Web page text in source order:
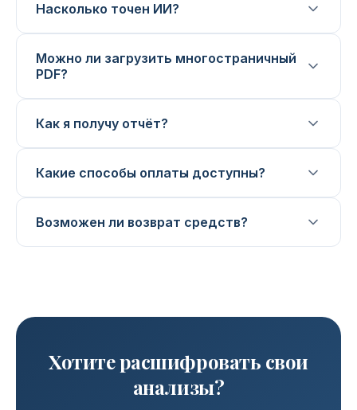
Насколько точен ИИ?
Можно ли загрузить многостраничный
PDF?
Как я получу отчёт?
Какие способы оплаты доступны?
Возможен ли возврат средств?
Хотите расшифровать свои
анализы?